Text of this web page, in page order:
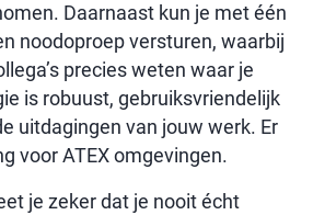
Daarnaast kun je met één
noodoproep versturen, waarbij
precies weten waar je
is robuust, gebruiksvriendelijk
uitdagingen van jouw werk. Er
voor ATEX omgevingen.
je zeker dat je nooit écht